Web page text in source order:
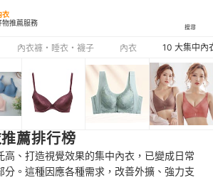
衣
物推薦服務
搜尋
內衣褲・睡衣・襪子 內衣 10 大集中內
薦排行榜
高、打造視覺效果的集中內衣，已變成日常
分。這種因應各種需求，改善外擴、強力支